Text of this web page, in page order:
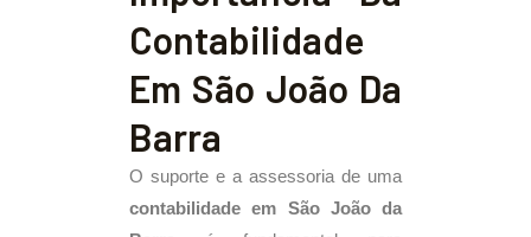
Contabilidade
Em São João Da
Barra
O suporte e a assessoria de uma
contabilidade em São João da